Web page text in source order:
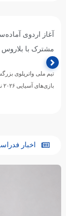
آغاز اردوی
مشترک با بلاروس
تیم ملی واترپلوی
بازی‌های آسیایی ۲۰۲۶ ناگویا، اردوی خود را در…
اخبار